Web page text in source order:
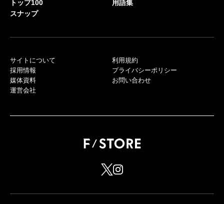
トップ100
スナップ
用語集
サイトについて
採用情報
媒体資料
運営会社
利用規約
プライバシーポリシー
お問い合わせ